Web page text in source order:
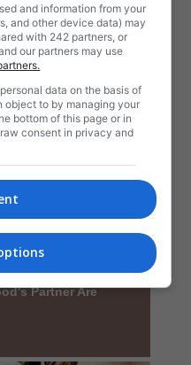
and information from your
and other device data) may
with 242 partners, or
our partners may use
data on the basis of
object to by managing your
bottom of this page or in
consent in privacy and